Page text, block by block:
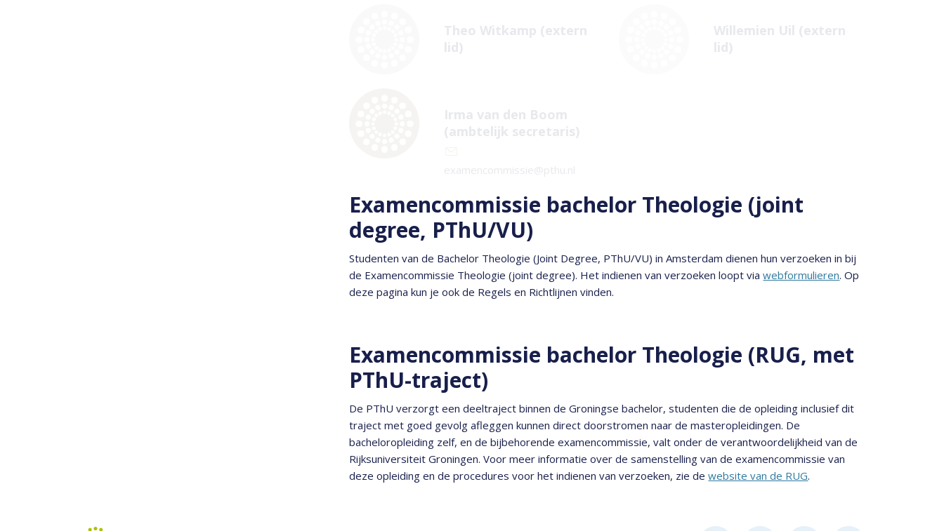
Examencommissie bachelor Theologie (joint
degree, PThU/VU)
Studenten van de Bachelor Theologie (Joint Degree, PThU/VU) in Amsterdam dienen hun verzoeken in bij
de Examencommissie Theologie (joint degree). Het indienen van verzoeken loopt viawebformulieren. Op
deze pagina kun je ook de Regels en Richtlijnen vinden.
Examencommissie bachelor Theologie (RUG, met
PThU-traject)
De PThU verzorgt een deeltraject binnen de Groningse bachelor, studenten die de opleiding inclusief dit
traject met goed gevolg afleggen kunnen direct doorstromen naar de masteropleidingen. De
bacheloropleiding zelf, en de bijbehorende examencommissie, valt onder de verantwoordelijkheid van de
Rijksuniversiteit Groningen. Voor meer informatie over de samenstelling van de examencommissie van
deze opleiding en de procedures voor het indienen van verzoeken, zie dewebsite van de RUG.